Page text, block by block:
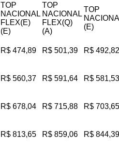
TOP
NACIONAL
FLEX(E)
(E)
TOP
NACIONAL
FLEX(Q)
(A)
TOP
(E)
R$ 474,89 R$ 501,39 R$ 492,82
R$ 560,37 R$ 591,64 R$ 581,53
R$ 678,04 R$ 715,88 R$ 703,65
R$ 813,65 R$ 859,06 R$ 844,39